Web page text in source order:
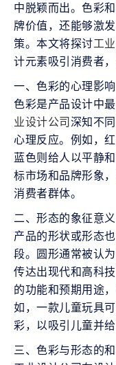
中脱颖而出。色彩
牌价值，还能够激
策。本文将探讨工
计元素吸引消费者
一、色彩的心理影响
色彩是产品设计中
业设计公司 深知不
心理反应。例如，
蓝色则给人以平静
标市场和品牌形象
消费者群体。
二、形态的象征意义
产品的形状或形态
段。圆形通常被认
传达出现代和高科
的功能和预期用途
如，一款儿童玩具
彩，以吸引儿童并给
三、色彩与形态的